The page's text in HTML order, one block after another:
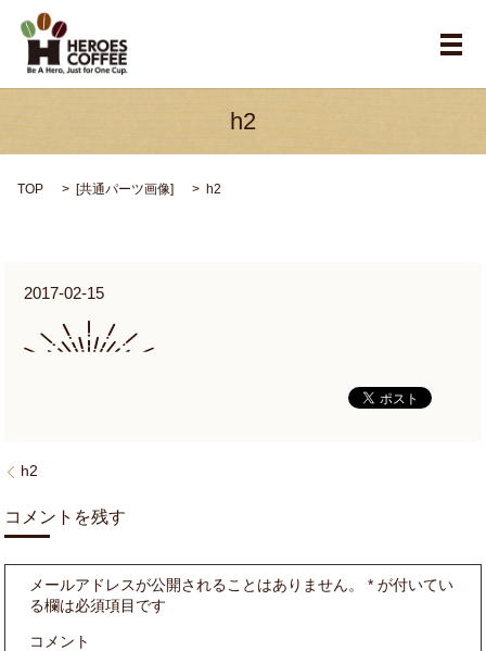
メ
h2
TOP [共通パーツ画像] h2
2017-02-15
h2
コメントを残す
メールアドレスが公開されることはありません。 * が付いてい
る欄は必須項目です
コメント